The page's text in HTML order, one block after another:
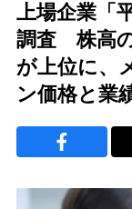
上場企業「
調査 株高
が上位に、
ン価格と業